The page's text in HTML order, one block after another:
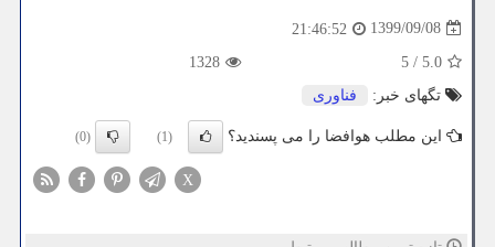
1399/09/08
21:46:52
5.0
/
5
1328
تگهای خبر:
فناوری
این مطلب هوافضا را می پسندید؟ (1)
(0)
X